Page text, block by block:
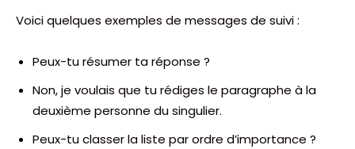
Voici quelques exemples de messages de suivi :
Peux-tu résumer ta réponse ?
Non, je voulais que tu rédiges le paragraphe à la
deuxième personne du singulier.
Peux-tu classer la liste par ordre d’importance ?